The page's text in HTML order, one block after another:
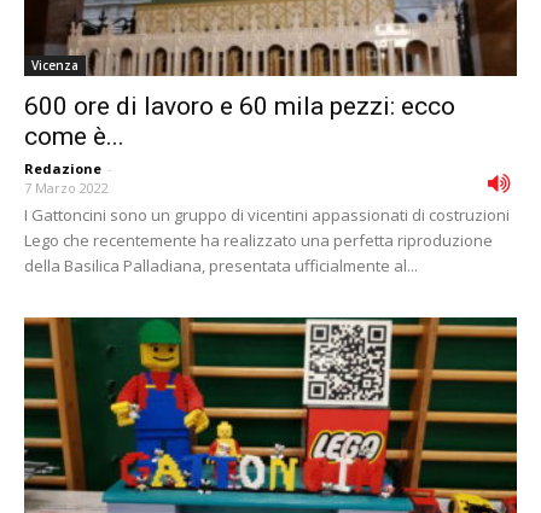
Vicenza
600 ore di lavoro e 60 mila pezzi: ecco
come è...
Redazione -
7 Marzo 2022
I Gattoncini sono un gruppo di vicentini appassionati di costruzioni
Lego che recentemente ha realizzato una perfetta riproduzione
della Basilica Palladiana, presentata ufficialmente al...